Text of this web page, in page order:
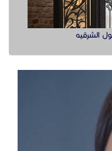
الشرقيه